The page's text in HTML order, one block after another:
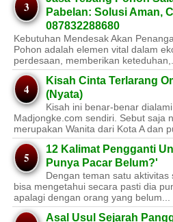
Pabelan: Solusi Aman,
087832288680
Kebutuhan Mendesak Akan
Pohon adalah elemen vital dalam
perdesaan, memberikan keteduhan,...
Kisah Cinta Terlarang
(Nyata)
Kisah ini benar-benar
Madjongke.com sendiri. Sebut saja
merupakan Wanita dari Kota A dan
12 Kalimat Pengganti
Punya Pacar Belum?'
Dengan teman satu
bisa mengetahui secara pasti dia
apalagi dengan orang yang belum...
Asal Usul Sejarah